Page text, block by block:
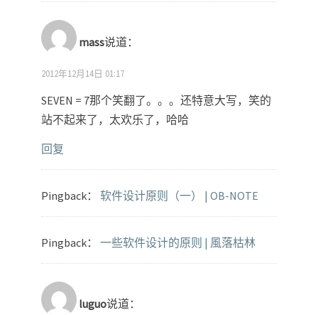
mass说道：
2012年12月14日 01:17
SEVEN = 7那个笑翻了。。。还特意大写，笑的
站不起来了，太欢乐了，哈哈
回复
Pingback： 软件设计原则（一） | OB-NOTE
Pingback： 一些软件设计的原则 | 風落枯林
luguo说道：